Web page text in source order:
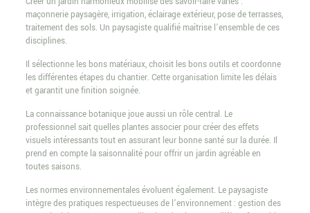
maçonnerie paysagère, irrigation, éclairage extérieur, pose de terrasses,
traitement des sols. Un paysagiste qualifié maîtrise l’ensemble de ces
disciplines.
Il sélectionne les bons matériaux, choisit les bons outils et coordonne
les différentes étapes du chantier. Cette organisation limite les délais
et garantit une finition soignée.
La connaissance botanique joue aussi un rôle central. Le
professionnel sait quelles plantes associer pour créer des effets
visuels intéressants tout en assurant leur bonne santé sur la durée. Il
prend en compte la saisonnalité pour offrir un jardin agréable en
toutes saisons.
Les normes environnementales évoluent également. Le paysagiste
intègre des pratiques respectueuses de l’environnement : gestion des